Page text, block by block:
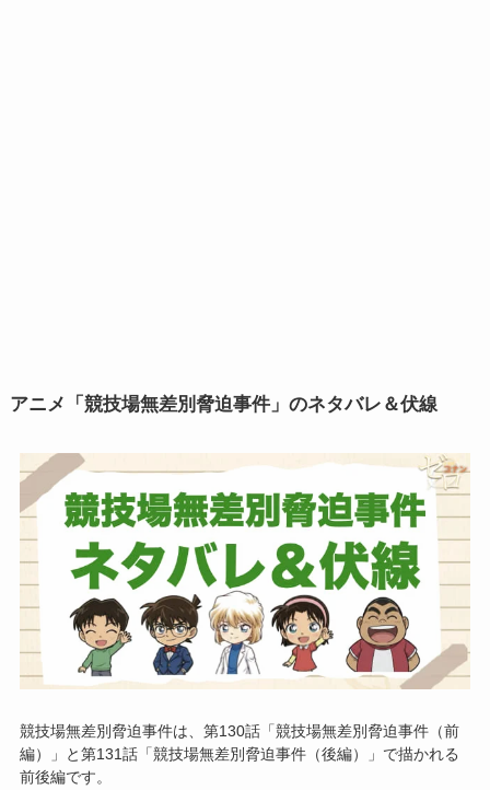
アニメ「競技場無差別脅迫事件」のネタバレ＆伏線
競技場無差別脅迫事件は、第130話「競技場無差別脅迫事件（前
編）」と第131話「競技場無差別脅迫事件（後編）」で描かれる
前後編です。